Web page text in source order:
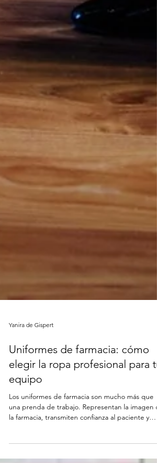
Yanira de Gispert
Uniformes de farmacia: cómo
elegir la ropa profesional para tu
una prenda de trabajo. Representan la imagen